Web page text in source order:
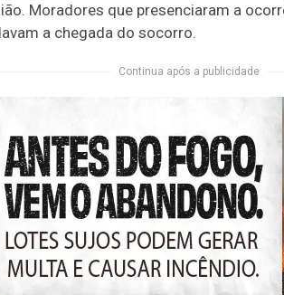
Moradores que presenciaram a
a chegada do socorro.
Continua após a publicidade